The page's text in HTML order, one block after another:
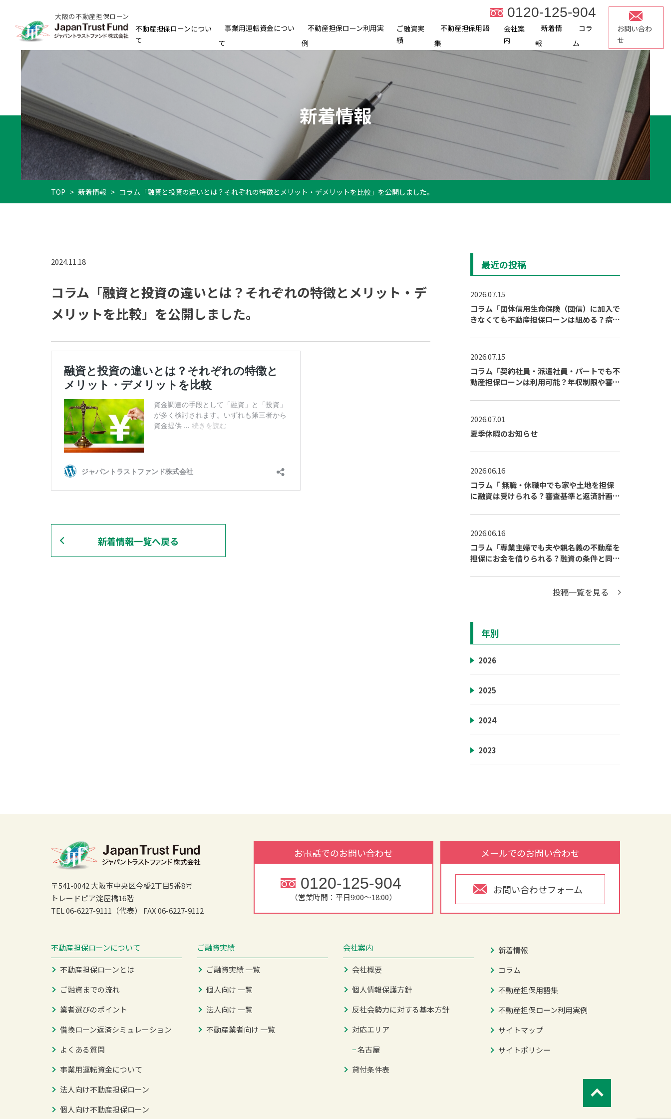
大阪の不動産担保ローン 0120-125-904
不動産担保ローンについ
て
事業用運転資金につい
て
不動産担保ローン利用実
例
ご融資実
績
不動産担保用語
集
会社案
内
新着情
報
コラ
ム
お問い合わ
せ
新着情報
TOP > 新着情報 > コラム「融資と投資の違いとは？それぞれの特徴とメリット・デメリットを比較」を公開しました。
2024.11.18
コラム「融資と投資の違いとは？それぞれの特徴とメリット・デ
メリットを比較」を公開しました。
新着情報一覧へ戻る
最近の投稿
2026.07.15
コラム「団体信用生命保険（団信）に加入で
きなくても不動産担保ローンは組める？病気
2026.07.15
コラム「契約社員・派遣社員・パートでも不
動産担保ローンは利用可能？年収制限や審査
2026.07.01
夏季休暇のお知らせ
2026.06.16
コラム「 無職・休職中でも家や土地を担保
に融資は受けられる？審査基準と返済計画の
2026.06.16
コラム「専業主婦でも夫や親名義の不動産を
担保にお金を借りられる？融資の条件と同意
投稿一覧を見る
年別
2026
2025
2024
2023
〒541-0042 大阪市中央区今橋2丁目5番8号
トレードピア淀屋橋16階
TEL 06-6227-9111（代表）
FAX 06-6227-9112
お電話でのお問い合わせ
0120-125-904
（営業時間：平日9:00～18:00）
メールでのお問い合わせ
お問い合わせフォーム
不動産担保ローンについて
不動産担保ローンとは
ご融資までの流れ
業者選びのポイント
借換ローン返済シミュレーション
よくある質問
事業用運転資金について
法人向け不動産担保ローン
個人向け不動産担保ローン
ご融資実績
ご融資実績 一覧
個人向け 一覧
法人向け 一覧
不動産業者向け 一覧
会社案内
会社概要
個人情報保護方針
反社会勢力に対する基本方針
対応エリア
−名古屋
貸付条件表
新着情報
コラム
不動産担保用語集
不動産担保ローン利用実例
サイトマップ
サイトポリシー